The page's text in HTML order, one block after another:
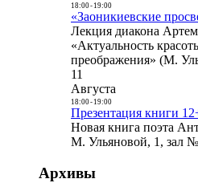
18:00- 19:00
«Заоникиевские
Лекция диакона
«Актуальность
преображения» (М.
11
Августа
18:00- 19:00
Презентация книги
Новая книга поэта
М. Ульяновой, 1, зал
Архивы